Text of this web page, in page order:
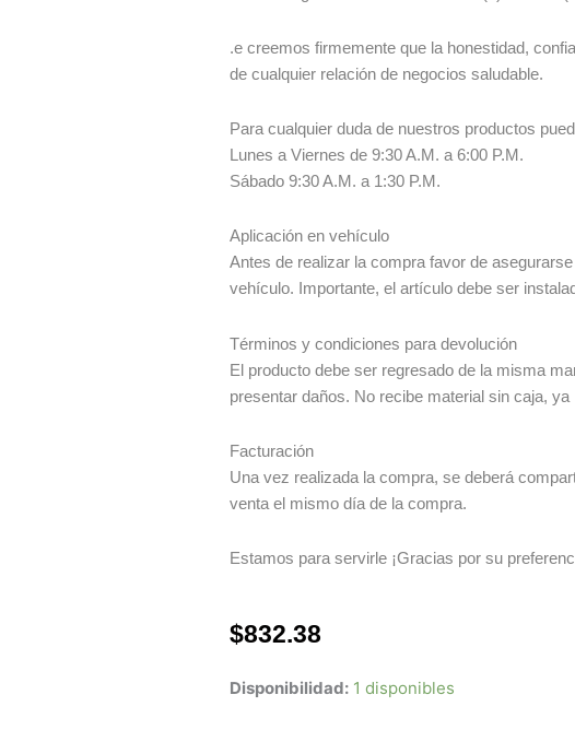
.e creemos firmemente que la honestidad,
de cualquier relación de negocios saludable.
Para cualquier duda de nuestros productos
Lunes a Viernes de 9:30 A.M. a 6:00 P.M.
Sábado 9:30 A.M. a 1:30 P.M.
Aplicación en vehículo
Antes de realizar la compra favor de
vehículo. Importante, el artículo debe ser
Términos y condiciones para devolución
El producto debe ser regresado de la misma
presentar daños. No recibe material sin caja,
Facturación
Una vez realizada la compra, se deberá
venta el mismo día de la compra.
Estamos para servirle ¡Gracias por su
$832.38
Disponibilidad: 1 disponibles